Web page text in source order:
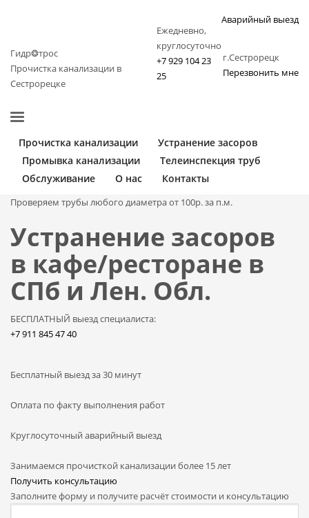
Гидр❂трос
Прочистка канализации в
Сестрорецке
Ежедневно,
круглосуточно
+7 929 104 23
25
Аварийный выезд
г.Сестрорецк
Перезвонить мне
Прочистка канализации
Устранение засоров
Промывка канализации
Телеинспекция труб
Обслуживание
О нас Контакты
Проверяем трубы любого диаметра от 100р. за п.м.
Устранение засоров
в кафе/ресторане в
СПб и Лен. Обл.
БЕСПЛАТНЫЙ выезд специалиста:
+7 911 845 47 40
Бесплатный выездза 30 минут
Оплата по факту выполнения работ
Круглосуточный аварийный выезд
Занимаемся прочисткой канализации более 15 лет
Получить консультацию
Заполните форму и получите расчёт стоимости и консультацию